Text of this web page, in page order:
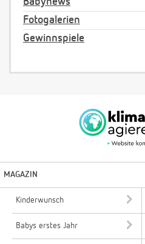
Fotogalerien
Gewinnspiele
MAGAZIN
Kinderwunsch
Babys erstes Jahr